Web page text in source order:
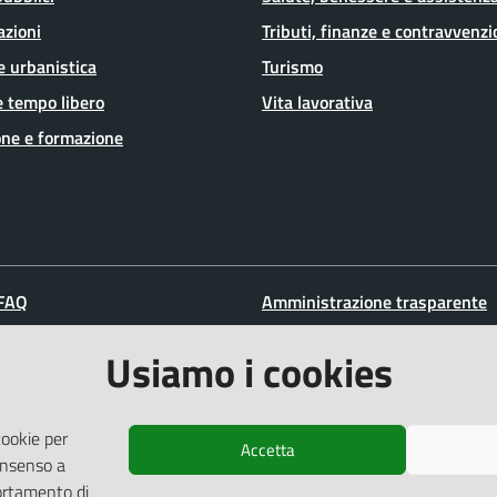
Usiamo i cookies
per
a
di
Accetta
urbanistica
tempo libero
e formazione
Tributi, finanze e
Turismo
Vita lavorativa
disservizio
Amministrazione trasparente
Whistleblowing
Note legali
Cookie Policy (UE)